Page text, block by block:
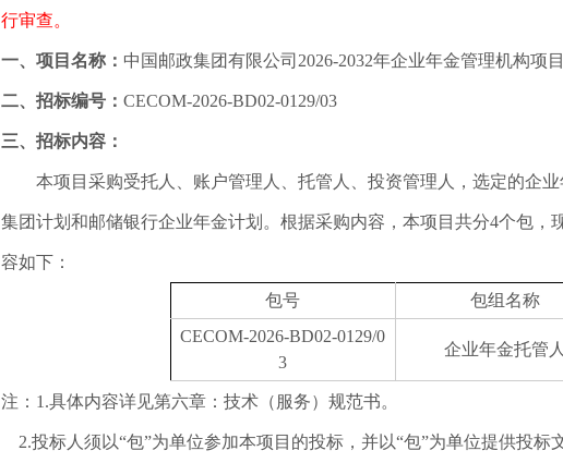
行审查。
一、项目名称： 中国邮政集团有限公司2026-2032年企业年金管理机构项
二、招标编号： CECOM-2026-BD02-0129/03
三、招标内容：
本项目采购受托人、账户管理人、托管人、投资管理人，选定的企
集团计划和邮储银行企业年金计划。根据采购内容，本项目共分4个包，
容如下：
包号 包组名称
CECOM-2026-BD02-0129/0
3
企业年金托管人
注：1.具体内容详见第六章：技术（服务）规范书。
2.投标人须以“包”为单位参加本项目的投标，并以“包”为单位提供投标